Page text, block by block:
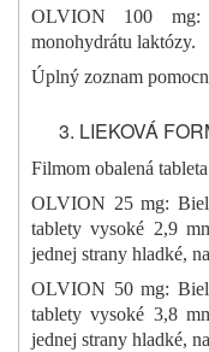
OLVION 100 mg:
monohydrátu laktózy.
Úplný zoznam
LIEKOVÁ
Filmom obalená
OLVION 25 mg:
tablety vysoké 2,9
jednej strany hladké,
OLVION 50 mg:
tablety vysoké 3,8
jednej strany hladké,